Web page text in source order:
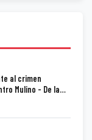
al crimen
Mulino - De la